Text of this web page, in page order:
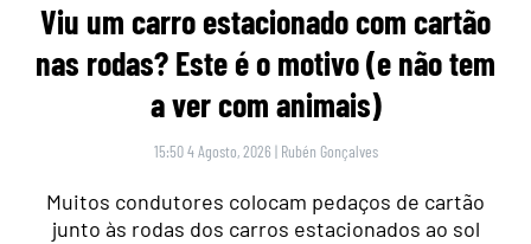
Viu um carro estacionado com cartão
nas rodas? Este é o motivo (e não tem
a ver com animais)
15:50 4 Agosto, 2026 | Rubén Gonçalves
Muitos condutores colocam pedaços de cartão
junto às rodas dos carros estacionados ao sol